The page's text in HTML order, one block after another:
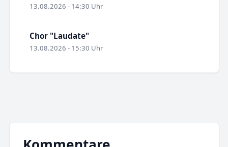
13.08.2026 - 14:30 Uhr
Chor "Laudate"
13.08.2026 - 15:30 Uhr